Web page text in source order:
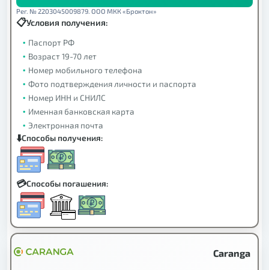
Рег. № 2203045009879. ООО МКК «Броктон»
Условия получения:
Паспорт РФ
Возраст 19-70 лет
Номер мобильного телефона
Фото подтверждения личности и паспорта
Номер ИНН и СНИЛС
Именная банковская карта
Электронная почта
Способы получения:
Способы погашения:
Caranga